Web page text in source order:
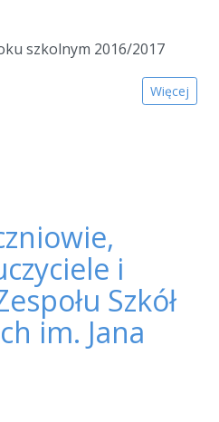
szkolnym 2016/2017
Więcej
i
Szkół
im. Jana